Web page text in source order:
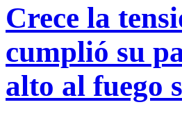
Crece la
cumplió su
alto al fuego